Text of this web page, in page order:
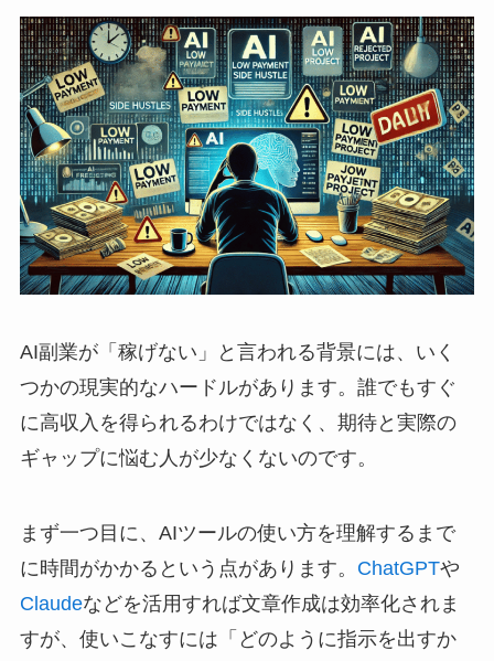
AI副業が「稼げない」と言われる背景には、いく
つかの現実的なハードルがあります。誰でもすぐ
に高収入を得られるわけではなく、期待と実際の
ギャップに悩む人が少なくないのです。
まず一つ目に、AIツールの使い方を理解するまで
に時間がかかるという点があります。 ChatGPTや
Claudeなどを活用すれば文章作成は効率化されま
すが、使いこなすには「どのように指示を出すか